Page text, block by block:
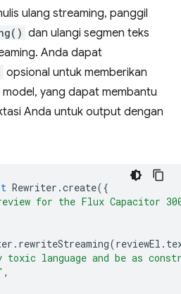
ulang streaming, panggil
dan ulangi segmen teks
Anda dapat
opsional untuk memberikan
yang dapat membantu
Anda untuk output dengan
Rewriter .create({
for the Flux Capacitor
. rewriteStreaming(reviewEl .
toxic language and be as
,